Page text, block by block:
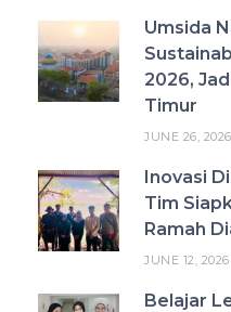
Umsida
2026,
Timur
JUNE 26, 2026
Inovasi
Tim
Ramah
JUNE 12, 2026
Belajar